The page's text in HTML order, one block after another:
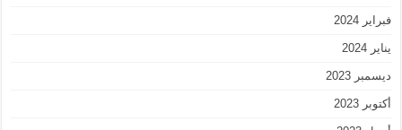
فبراير 2024
يناير 2024
ديسمبر 2023
أكتوبر 2023